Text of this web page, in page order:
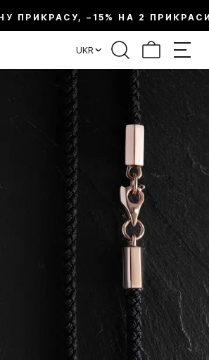
ПРИКРАСУ, –15% НА 2
UKR